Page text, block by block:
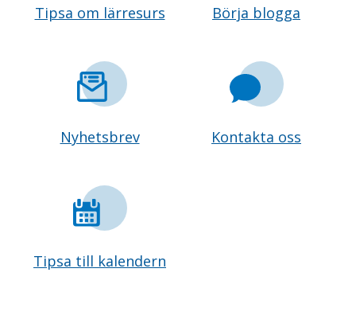
Tipsa om lärresurs Börja blogga
Nyhetsbrev Kontakta oss
Tipsa till kalendern